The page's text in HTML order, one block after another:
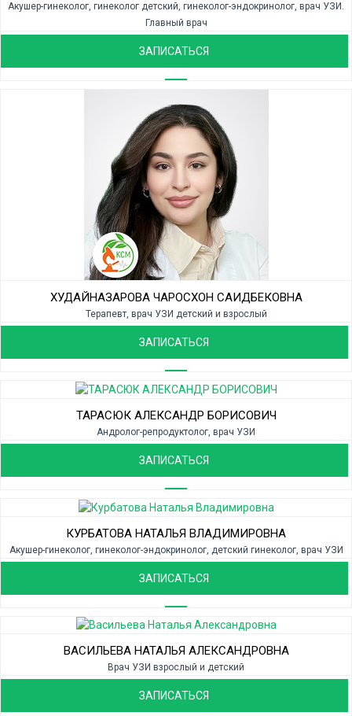
Акушер-гинеколог, гинеколог детский, гинеколог-эндокринолог, врач УЗИ.
Главный врач
ЗАПИСАТЬСЯ
ХУДАЙНАЗАРОВА ЧАРОСХОН САИДБЕКОВНА
Терапевт, врач УЗИ детский и взрослый
ЗАПИСАТЬСЯ
ТАРАСЮК АЛЕКСАНДР БОРИСОВИЧ
Андролог-репродуктолог, врач УЗИ
ЗАПИСАТЬСЯ
КУРБАТОВА НАТАЛЬЯ ВЛАДИМИРОВНА
Акушер-гинеколог, гинеколог-эндокринолог, детский гинеколог, врач УЗИ
ЗАПИСАТЬСЯ
ВАСИЛЬЕВА НАТАЛЬЯ АЛЕКСАНДРОВНА
Врач УЗИ взрослый и детский
ЗАПИСАТЬСЯ